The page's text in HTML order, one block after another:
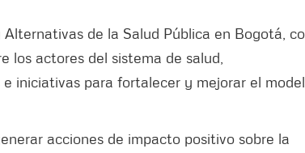
de la Salud Pública en Bogotá,
los actores del sistema de salud,
iniciativas para fortalecer y mejorar el
acciones de impacto positivo sobre la